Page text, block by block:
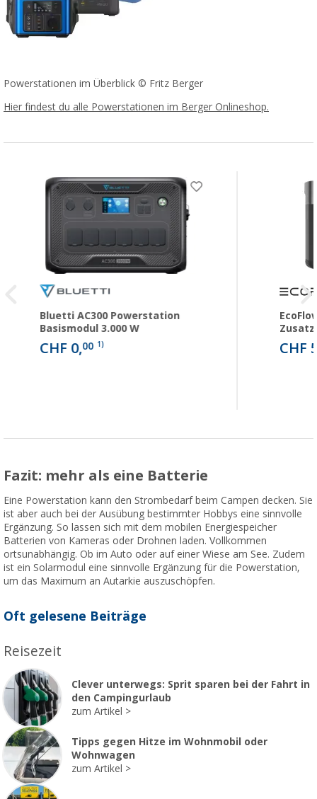
Powerstationen im Überblick © Fritz Berger
Hier findest du alle Powerstationen im Berger Onlineshop.
Bluetti AC300 Powerstation
Basismodul 3.000 W
CHF 0,00 1) CHF
Fazit: mehr als eine Batterie
Eine Powerstation kann den Strombedarf beim Campen decken. Sie
ist aber auch bei der Ausübung bestimmter Hobbys eine sinnvolle
Ergänzung. So lassen sich mit dem mobilen Energiespeicher
Batterien von Kameras oder Drohnen laden. Vollkommen
ortsunabhängig. Ob im Auto oder auf einer Wiese am See. Zudem
ist ein Solarmodul eine sinnvolle Ergänzung für die Powerstation,
um das Maximum an Autarkie auszuschöpfen.
Oft gelesene Beiträge
Reisezeit
Clever unterwegs: Sprit sparen bei der Fahrt in
den Campingurlaub
zum Artikel
Tipps gegen Hitze im Wohnmobil oder
Wohnwagen
zum Artikel